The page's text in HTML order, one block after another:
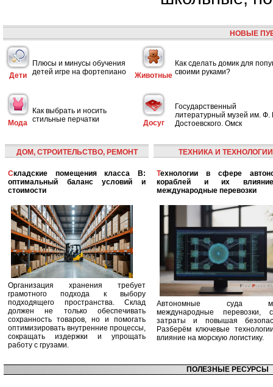
НОВЫЕ
Дети
Плюсы и минусы обучения
детей игре на фортепиано
Животные
Как сделать домик для
своими руками?
Мода
Как выбрать и носить
стильные перчатки
Досуг
Государственный
литературный музей им. Ф.
Достоевского. Омск
ДОМ, СТРОИТЕЛЬСТВО, РЕМОНТ
Складские помещения класса B:
оптимальный баланс условий и
стоимости
Организация хранения требует
грамотного подхода к выбору
подходящего пространства. Склад
должен не только обеспечивать
сохранность товаров, но и помогать
оптимизировать внутренние процессы,
сокращать издержки и упрощать
работу с грузами.
ТЕХНИКА И ТЕХНОЛОГИИ
Технологии в сфере автономных
кораблей и их
международные перевозки
Автономные суда
международные перевозки,
затраты и повышая
Разберём ключевые
влияние на морскую логистику.
ПОЛЕЗНЫЕ РЕСУРСЫ